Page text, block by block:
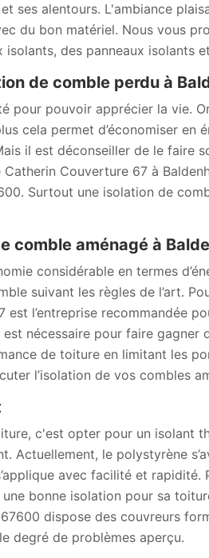
ses alentours. L'ambiance
du bon matériel. Nous vous
isolants, des panneaux isolants
de comble perdu à
pour pouvoir apprécier la vie.
cela permet d’économiser en
il est déconseiller de le faire
Couverture 67 à
Surtout une isolation de
comble aménagé à
considérable en termes
suivant les règles de l’art.
l’entreprise recommandée
nécessaire pour faire gagner
de toiture en limitant les
l’isolation de vos combles
c'est opter pour un isolant
Actuellement, le polystyrène
avec facilité et rapidité.
bonne isolation pour sa
dispose des couvreurs
degré de problèmes aperçu.